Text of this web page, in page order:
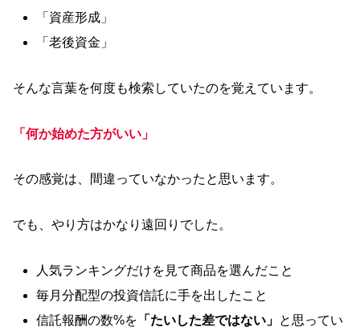
「資産形成」
「老後資金」
そんな言葉を何度も検索していたのを覚えています。
「何か始めた方がいい」
その感覚は、間違っていなかったと思います。
でも、やり方はかなり遠回りでした。
人気ランキングだけを見て商品を選んだこと
毎月分配型の投資信託に手を出したこと
信託報酬の数%を 「たいした差ではない」 と思ってい